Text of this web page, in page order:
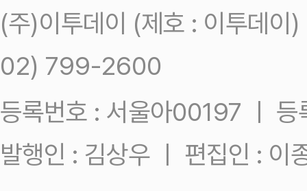
(주)이투데이 (제호 : 이투데
02) 799-2600
등록번호 : 서울아00197 ㅣ
발행인 : 김상우 ㅣ 편집인 : 이